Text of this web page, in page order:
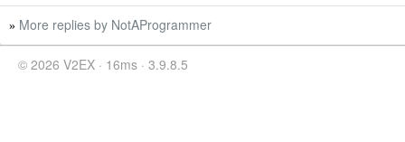
» More replies by NotAProgrammer
© 2026 V2EX · 16ms · 3.9.8.5